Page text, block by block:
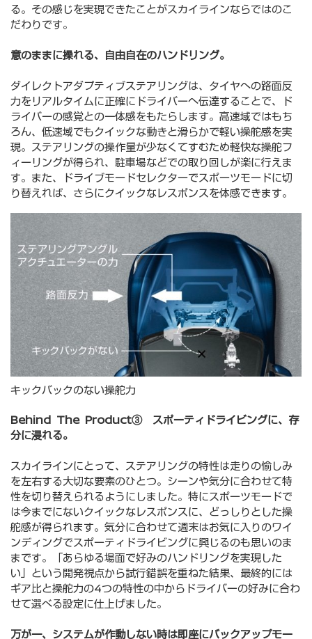
る。その感じを実現できたことがスカイラインならではのこ
だわりです。
意のままに操れる、自由自在のハンドリング。
ダイレクトアダプティブステアリングは、タイヤへの路面反
力をリアルタイムに正確にドライバーへ伝達することで、ド
ライバーの感覚との一体感をもたらします。高速域ではもち
ろん、低速域でもクイックな動きと滑らかで軽い操舵感を実
現。ステアリングの操作量が少なくてすむため軽快な操舵フ
ィーリングが得られ、駐車場などでの取り回しが楽に行えま
す。また、ドライブモードセレクターでスポーツモードに切
り替えれば、さらにクイックなレスポンスを体感できます。
キックバックのない操舵力
Behind The Product③ スポーティドライビングに、存
分に浸れる。
スカイラインにとって、ステアリングの特性は走りの愉しみ
を左右する大切な要素のひとつ。シーンや気分に合わせて特
性を切り替えられるようにしました。特にスポーツモードで
は今までにないクイックなレスポンスに、どっしりとした操
舵感が得られます。気分に合わせて週末はお気に入りのワイ
ンディングでスポーティドライビングに興じるのも思いのま
まです。「あらゆる場面で好みのハンドリングを実現した
い」という開発視点から試行錯誤を重ねた結果、最終的には
ギア比と操舵力の4つの特性の中からドライバーの好みに合わ
せて選べる設定に仕上げました。
万が一、システムが作動しない時は即座にバックアップモー